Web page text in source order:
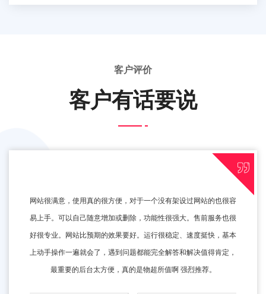
客户评价
客户有话要说
网站很满意，使用真的很方便，对于一个没有架设过网站的也很容
易上手。可以自己随意增加或删除，功能性很强大。售前服务也很
好很专业。网站比预期的效果要好。运行很稳定、速度挺快，基本
上动手操作一遍就会了，遇到问题都能完全解答和解决值得肯定，
最重要的后台太方便，真的是物超所值啊 强烈推荐。